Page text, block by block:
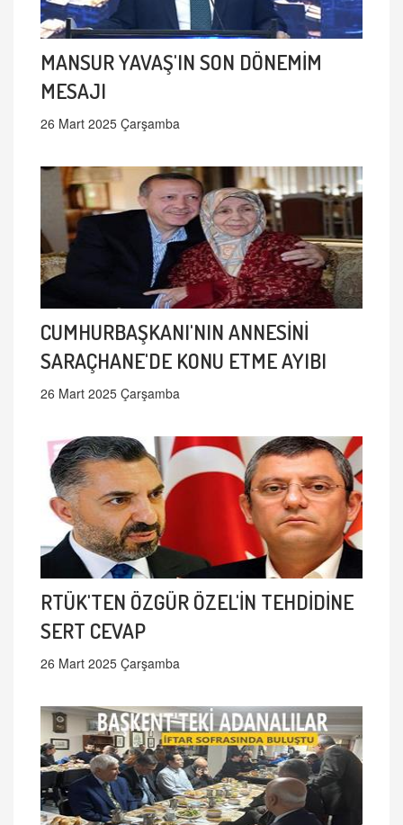
MANSUR YAVAŞ'IN SON DÖNEMİM
MESAJI
26 Mart 2025 Çarşamba
CUMHURBAŞKANI'NIN ANNESİNİ
SARAÇHANE'DE KONU ETME AYIBI
26 Mart 2025 Çarşamba
RTÜK'TEN ÖZGÜR ÖZEL'İN TEHDİDİNE
SERT CEVAP
26 Mart 2025 Çarşamba